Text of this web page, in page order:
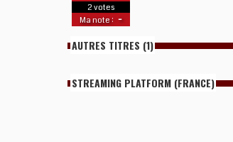
2 votes
Ma note : -
AUTRES TITRES (1)
STREAMING PLATFORM (FRANCE)